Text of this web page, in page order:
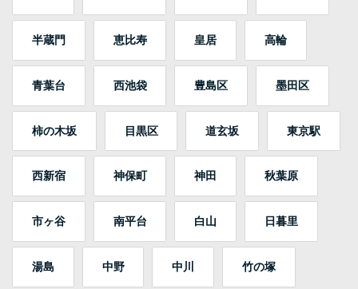
半蔵門 恵比寿 皇居 高輪
青葉台 西池袋 豊島区 墨田区
柿の木坂 目黒区 道玄坂 東京駅
西新宿 神保町 神田 秋葉原
市ヶ谷 南平台 白山 日暮里
湯島 中野 中川 竹の塚